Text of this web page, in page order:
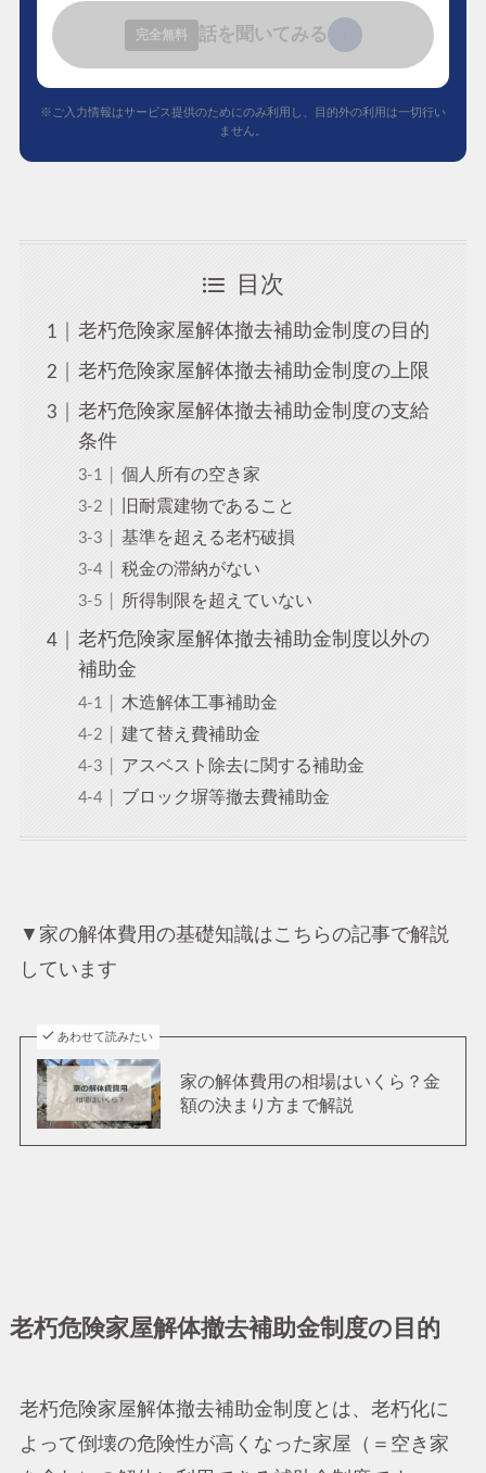
完全無料 話を聞いてみる
※ご入力情報はサービス提供のためにのみ利用し、目的外の利用は一切行い
ません。
目次
老朽危険家屋解体撤去補助金制度の目的
老朽危険家屋解体撤去補助金制度の上限
老朽危険家屋解体撤去補助金制度の支給
条件
個人所有の空き家
旧耐震建物であること
基準を超える老朽破損
税金の滞納がない
所得制限を超えていない
老朽危険家屋解体撤去補助金制度以外の
補助金
木造解体工事補助金
建て替え費補助金
アスベスト除去に関する補助金
ブロック塀等撤去費補助金
▼家の解体費用の基礎知識はこちらの記事で解説
しています
あわせて読みたい
家の解体費用の相場はいくら？金
額の決まり方まで解説
老朽危険家屋解体撤去補助金制度の目的
老朽危険家屋解体撤去補助金制度とは、老朽化に
よって倒壊の危険性が高くなった家屋（＝空き家